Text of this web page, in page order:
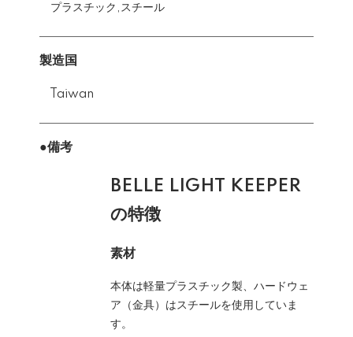
プラスチック,スチール
製造国
Taiwan
●備考
BELLE LIGHT KEEPER
の特徴
素材
本体は軽量プラスチック製、ハードウェ
ア（金具）はスチールを使用していま
す。